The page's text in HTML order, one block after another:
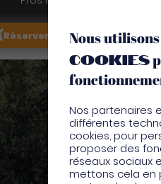
Réserver mon vol Je suis
Nous
cookies
Nos partenaires
différentes
cookies, pour
proposer des
réseaux sociaux
mettons cela en